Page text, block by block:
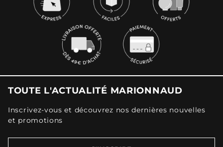
TOUTE L'ACTUALITÉ MARIONNAUD
Inscrivez-vous et découvrez nos dernières nouvelles
et promotions